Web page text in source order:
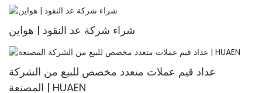
شراء شركة عد النقود | هواين
عداد قيم عملات متعدد مخصص للبيع من الشركة
المصنعة | HUAEN